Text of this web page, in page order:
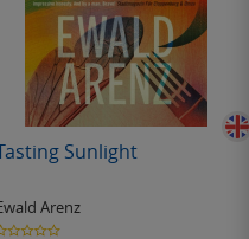
Sunlight
Arenz